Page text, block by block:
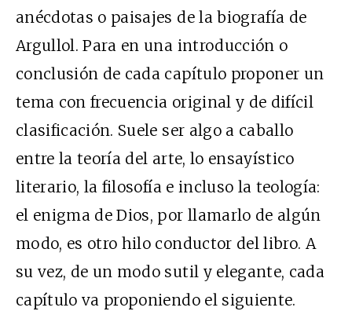
anécdotas o paisajes de la biografía de
Argullol. Para en una introducción o
conclusión de cada capítulo proponer un
tema con frecuencia original y de difícil
clasificación. Suele ser algo a caballo
entre la teoría del arte, lo ensayístico
literario, la filosofía e incluso la teología:
el enigma de Dios, por llamarlo de algún
modo, es otro hilo conductor del libro. A
su vez, de un modo sutil y elegante, cada
capítulo va proponiendo el siguiente.